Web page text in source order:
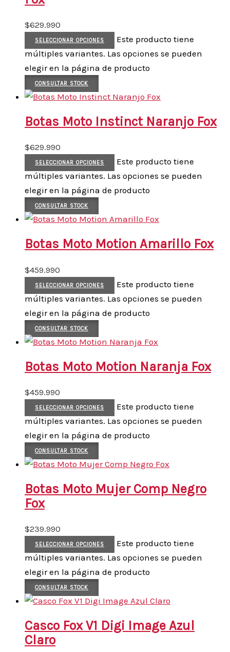
$629.990
SELECCIONAR OPCIONES
Este producto tiene
múltiples variantes. Las opciones se pueden
elegir en la página de producto
CONSULTAR STOCK
Botas Moto Instinct Naranjo Fox
$629.990
SELECCIONAR OPCIONES
Este producto tiene
múltiples variantes. Las opciones se pueden
elegir en la página de producto
CONSULTAR STOCK
Botas Moto Motion Amarillo Fox
$459.990
SELECCIONAR OPCIONES
Este producto tiene
múltiples variantes. Las opciones se pueden
elegir en la página de producto
CONSULTAR STOCK
Botas Moto Motion Naranja Fox
$459.990
SELECCIONAR OPCIONES
Este producto tiene
múltiples variantes. Las opciones se pueden
elegir en la página de producto
CONSULTAR STOCK
Botas Moto Mujer Comp Negro
Fox
$239.990
SELECCIONAR OPCIONES
Este producto tiene
múltiples variantes. Las opciones se pueden
elegir en la página de producto
CONSULTAR STOCK
Casco Fox V1 Digi Image Azul
Claro